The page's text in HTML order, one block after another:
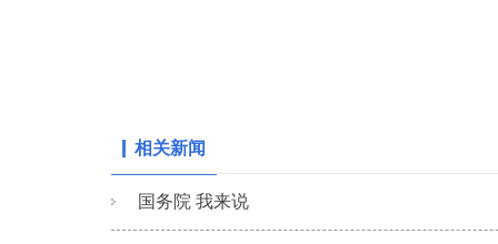
相关新闻
国务院 我来说